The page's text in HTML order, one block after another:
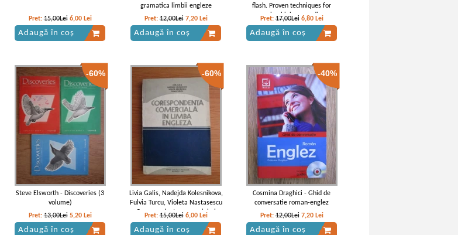
Pret:15,00Lei 6,00 Lei
Adaugă în coș
gramatica limbii engleze
Pret:12,00Lei 7,20 Lei
Adaugă în coș
flash. Proven techniques for
scoring high on reading
comprehension
Pret:17,00Lei 6,80 Lei
Adaugă în coș
-60%
Steve Elsworth - Discoveries (3
volume)
Pret:13,00Lei 5,20 Lei
Adaugă în coș
-60%
Livia Galis, Nadejda Kolesnikova,
Fulvia Turcu, Violeta Nastasescu
- Corespondenta comerciala in
limba engleza
Pret:15,00Lei 6,00 Lei
Adaugă în coș
-40%
Cosmina Draghici - Ghid de
conversatie roman-englez
Pret:12,00Lei 7,20 Lei
Adaugă în coș